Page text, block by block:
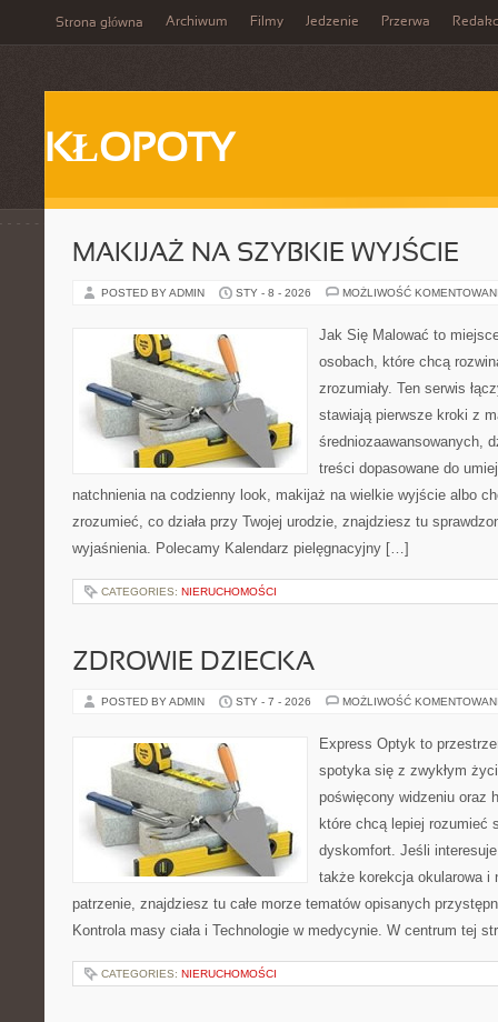
Strona główna Archiwum Filmy Jedzenie Przerwa
KŁOPOTY
MAKIJAŻ NA SZYBKIE WYJŚCIE
POSTED BY ADMIN STY - 8 - 2026 MOŻLIWOŚĆ
Jak Się Malować to
osobach, które chcą
zrozumiały. Ten serwis
stawiają pierwsze kroki z
średniozaawansowanych,
treści dopasowane do
natchnienia na codzienny look, makijaż na wielkie wyjście albo
zrozumieć, co działa przy Twojej urodzie, znajdziesz tu
wyjaśnienia. Polecamy Kalendarz pielęgnacyjny […]
CATEGORIES: NIERUCHOMOŚCI
ZDROWIE DZIECKA
POSTED BY ADMIN STY - 7 - 2026 MOŻLIWOŚĆ
Express Optyk to
spotyka się z zwykłym
poświęcony widzeniu oraz
które chcą lepiej rozumieć
dyskomfort. Jeśli
także korekcja okularowa i
patrzenie, znajdziesz tu całe morze tematów opisanych
Kontrola masy ciała i Technologie w medycynie. W centrum tej
CATEGORIES: NIERUCHOMOŚCI